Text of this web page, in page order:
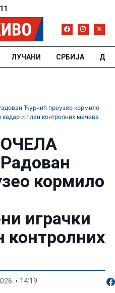
ЛУЧАНИ СРБИЈА
Ћурчић преузео кормило
и план контролних мечева
кормило
играчки
контролних
14:19